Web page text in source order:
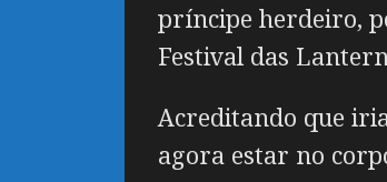
príncipe herdeiro,
Festival das
Acreditando que
agora estar no